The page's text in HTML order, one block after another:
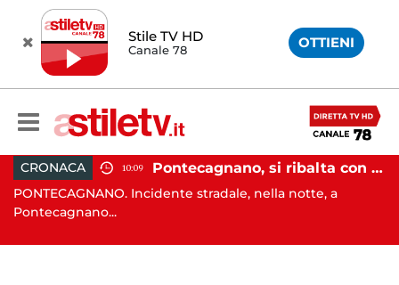
Stile TV HD
Canale 78 OTTIENI
CRONACA 10:09 Pontecagnano, si ribalta con l'auto alla rotatoria: giovane ferito
PONTECAGNANO. Incidente stradale, nella notte, a
Pontecagnano...